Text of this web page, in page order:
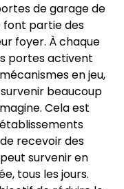
de garage de
partie des
foyer. À chaque
portes activent
en jeu,
beaucoup
Cela est
recevoir des
survenir en
tous les jours.